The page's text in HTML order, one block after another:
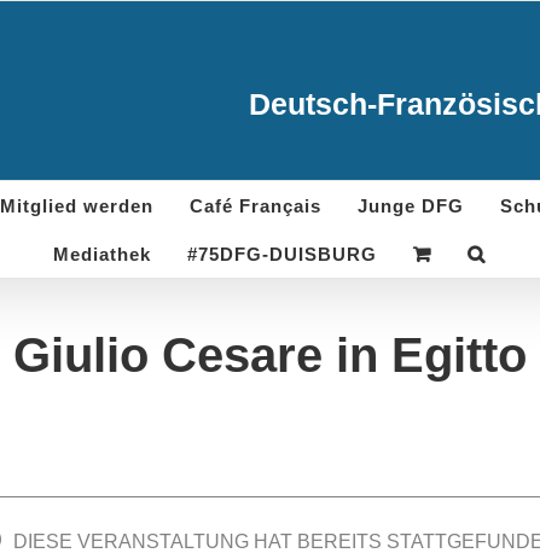
Deutsch-
Mitglied werden Café Français Junge DFG
Mediathek #75DFG-DUISBURG
Giulio Cesare in Egitto
DIESE VERANSTALTUNG HAT BEREITS